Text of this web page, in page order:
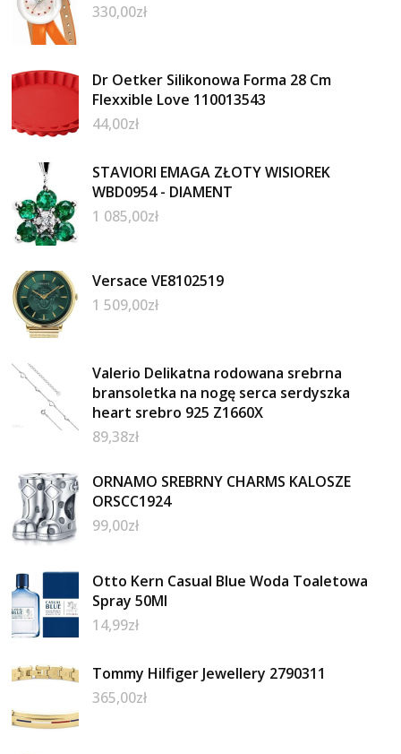
330,00zł
Dr Oetker Silikonowa Forma 28 Cm
Flexxible Love 110013543
44,00zł
STAVIORI EMAGA ZŁOTY WISIOREK
WBD0954 - DIAMENT
1 085,00zł
Versace VE8102519
1 509,00zł
Valerio Delikatna rodowana srebrna
bransoletka na nogę serca serdyszka
heart srebro 925 Z1660X
89,38zł
ORNAMO SREBRNY CHARMS KALOSZE
ORSCC1924
99,00zł
Otto Kern Casual Blue Woda Toaletowa
Spray 50Ml
14,99zł
Tommy Hilfiger Jewellery 2790311
365,00zł